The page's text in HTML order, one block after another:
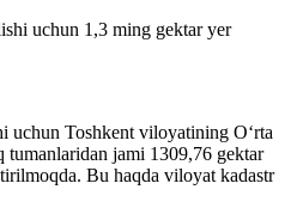
uchun Toshkent viloyatining O‘rta
jami 1309,76 gektar
Bu haqda viloyat kadastr